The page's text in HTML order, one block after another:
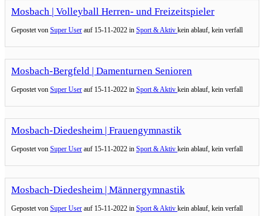
Mosbach | Volleyball Herren- und Freizeitspieler
Gepostet von Super User auf 15-11-2022 in Sport & Aktiv kein ablauf, kein verfall
Mosbach-Bergfeld | Damenturnen Senioren
Gepostet von Super User auf 15-11-2022 in Sport & Aktiv kein ablauf, kein verfall
Mosbach-Diedesheim | Frauengymnastik
Gepostet von Super User auf 15-11-2022 in Sport & Aktiv kein ablauf, kein verfall
Mosbach-Diedesheim | Männergymnastik
Gepostet von Super User auf 15-11-2022 in Sport & Aktiv kein ablauf, kein verfall